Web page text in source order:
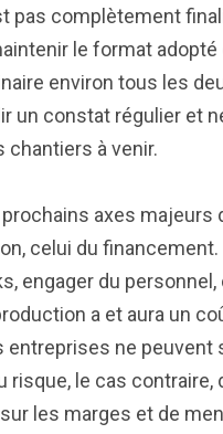
pas complètement
le format
environ tous les
un constat régulier et
chantiers à venir.
axes majeurs
celui du
engager du
a et aura un
entreprises ne peuvent
risque, le cas contraire,
les marges et de